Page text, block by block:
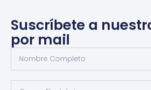
Suscríbete a
por mail